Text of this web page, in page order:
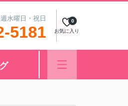
水曜日・祝日
5181 お気に入り
0